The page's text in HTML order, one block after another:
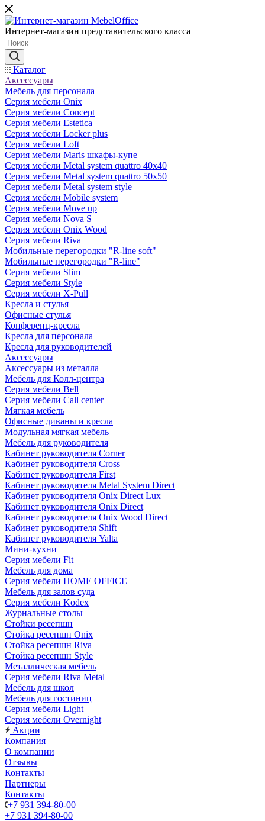
Интернет-магазин представительского класса
Каталог
Аксессуары
Мебель для персонала
Серия мебели Onix
Серия мебели Concept
Серия мебели Estetica
Серия мебели Locker plus
Серия мебели Loft
Серия мебели Maris шкафы-купе
Серия мебели Metal system quattro 40x40
Серия мебели Metal system quattro 50x50
Серия мебели Metal system style
Серия мебели Mobile system
Серия мебели Move up
Серия мебели Nova S
Серия мебели Onix Wood
Серия мебели Riva
Мобильные перегородки "R-line soft"
Мобильные перегородки "R-line"
Серия мебели Slim
Серия мебели Style
Серия мебели X-Pull
Кресла и стулья
Офисные стулья
Конференц-кресла
Кресла для персонала
Кресла для руководителей
Аксессуары
Аксессуары из металла
Мебель для Колл-центра
Серия мебели Bell
Серия мебели Call center
Мягкая мебель
Офисные диваны и кресла
Модульная мягкая мебель
Мебель для руководителя
Кабинет руководителя Corner
Кабинет руководителя Cross
Кабинет руководителя First
Кабинет руководителя Metal System Direct
Кабинет руководителя Onix Direct Lux
Кабинет руководителя Onix Direct
Кабинет руководителя Onix Wood Direct
Кабинет руководителя Shift
Кабинет руководителя Yalta
Мини-кухни
Серия мебели Fit
Мебель для дома
Серия мебели HOME OFFICE
Мебель для залов суда
Серия мебели Kodex
Журнальные столы
Стойки ресепшн
Стойка ресепшн Onix
Стойка ресепшн Riva
Стойка ресепшн Style
Металлическая мебель
Серия мебели Riva Metal
Мебель для школ
Мебель для гостиниц
Серия мебели Light
Серия мебели Overnight
Акции
Компания
О компании
Отзывы
Контакты
Партнеры
Контакты
+7 931 394-80-00
+7 931 394-80-00